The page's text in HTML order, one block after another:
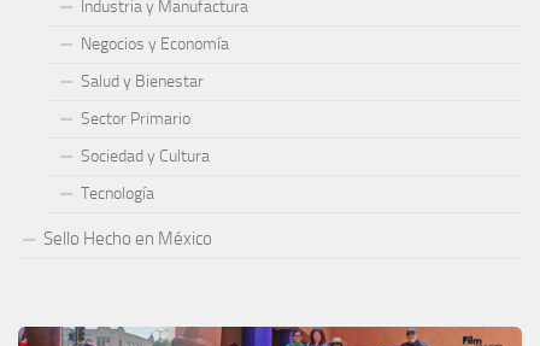
Industria y Manufactura
Negocios y Economía
Salud y Bienestar
Sector Primario
Sociedad y Cultura
Tecnología
Sello Hecho en México